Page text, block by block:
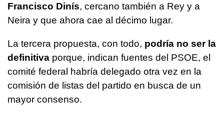
Francisco Dinís, cercano también a Rey y a
Neira y que ahora cae al décimo lugar.
La tercera propuesta, con todo, podría no ser la
definitiva porque, indican fuentes del PSOE, el
comité federal habría delegado otra vez en la
comisión de listas del partido en busca de un
mayor consenso.